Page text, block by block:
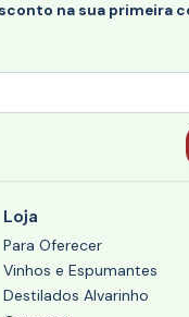
na sua primeira
Loja
Para Oferecer
Vinhos e Espumantes
Destilados Alvarinho